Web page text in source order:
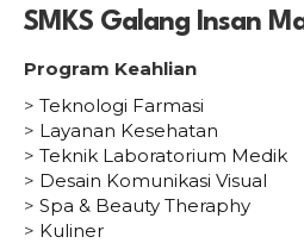
SMKS Galang Insan
Program Keahlian
> Teknologi Farmasi
> Layanan Kesehatan
> Teknik Laboratorium Medik
> Desain Komunikasi Visual
> Spa & Beauty Theraphy
> Kuliner